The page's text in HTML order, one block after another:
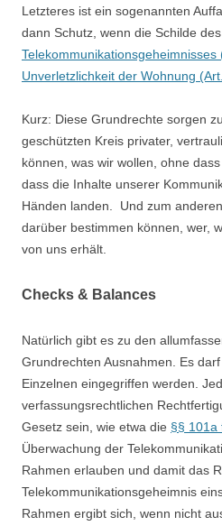
Letzteres ist ein sogenannten
dann Schutz, wenn die Schilde des
Telekommunikationsgeheimnisses
Unverletzlichkeit der Wohnung
Kurz: Diese Grundrechte sorgen
geschützten Kreis privater,
können, was wir wollen, ohne
dass die Inhalte unserer
Händen landen. Und zum
darüber bestimmen können, wer,
von uns erhält.
Checks & Balances
Natürlich gibt es zu den
Grundrechten Ausnahmen. Es
Einzelnen eingegriffen werden.
verfassungsrechtlichen
Gesetz sein, wie etwa die §§ 101a
Überwachung der
Rahmen erlauben und damit das
Telekommunikationsgeheimnis
Rahmen ergibt sich, wenn nicht